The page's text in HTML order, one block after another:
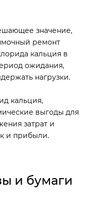
значение,
ремонт
кальция в
ожидания,
нагрузки.
кальция,
выгоды для
затрат и
и прибыли.
и бумаги